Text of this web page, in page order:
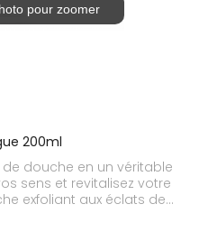
pour zoomer
200ml
douche en un véritable
sens et revitalisez votre
exfoliant aux éclats de